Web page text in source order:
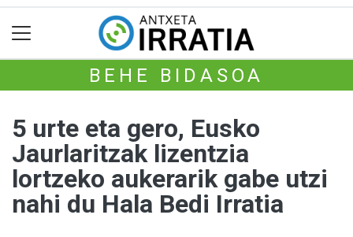
BEHE BIDASOA
5 urte eta gero, Eusko
Jaurlaritzak lizentzia
lortzeko aukerarik gabe utzi
nahi du Hala Bedi Irratia